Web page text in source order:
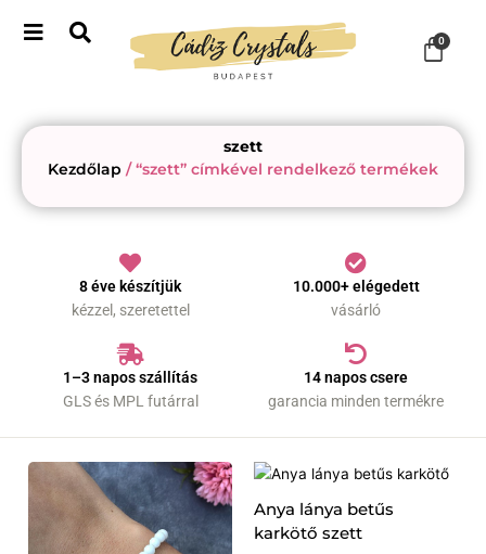
0
szett
Kezdőlap / “szett” címkével rendelkező termékek
8 éve készítjük
kézzel, szeretettel
10.000+ elégedett
vásárló
1–3 napos szállítás
GLS és MPL futárral
14 napos csere
garancia minden termékre
Anya lánya betűs
karkötő szett